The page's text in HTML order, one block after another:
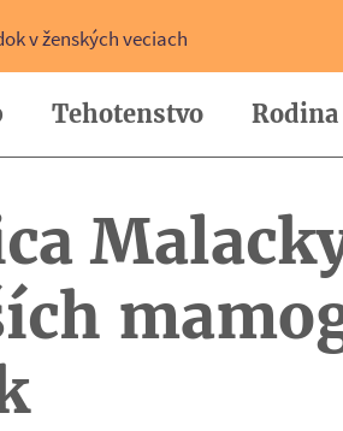
v ženských veciach
Tehotenstvo Rodina